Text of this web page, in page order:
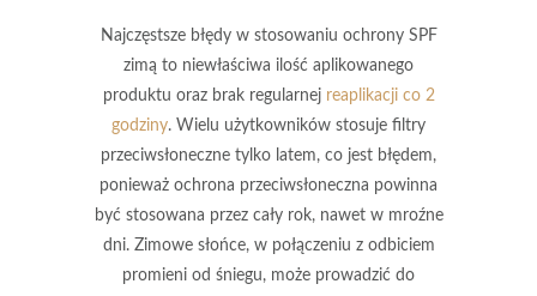
Najczęstsze błędyw stosowaniu ochrony SPF
zimą to niewłaściwa ilość aplikowanego
produktu oraz brak regularnej reaplikacji co 2
godziny. Wielu użytkowników stosuje filtry
przeciwsłoneczne tylko latem, co jest błędem,
ponieważ ochrona przeciwsłoneczna powinna
być stosowana przez cały rok, nawet w mroźne
dni. Zimowe słońce, w połączeniu z odbiciem
promieni od śniegu, może prowadzić do